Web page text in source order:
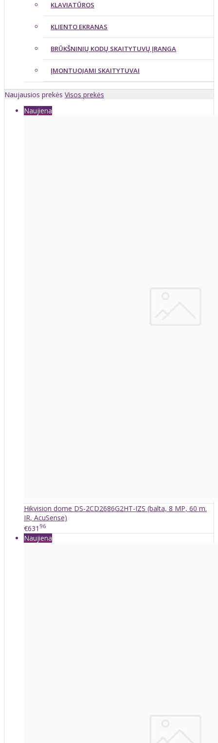
KLAVIATŪROS
KLIENTO EKRANAS
BRŪKŠNINIŲ KODŲ SKAITYTUVŲ ĮRANGA
ĮMONTUOJAMI SKAITYTUVAI
Naujausios prekės Visos prekės
Naujiena
Hikvision dome DS-2CD2686G2HT-IZS (balta, 8 MP, 60 m.
IR, AcuSense)
€631 96
Naujiena